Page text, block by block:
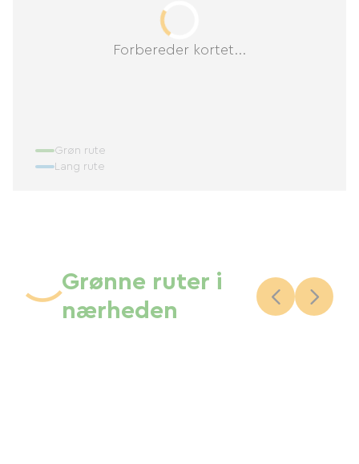
Forbereder kortet...
Grøn rute
Lang rute
Grønne ruter i
nærheden